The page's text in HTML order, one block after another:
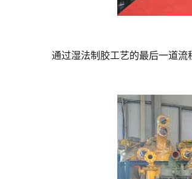
通过湿法制胶工艺的最后一道